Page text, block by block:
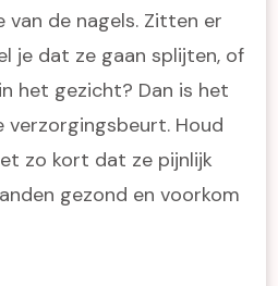
van de nagels. Zitten er
je dat ze gaan splijten, of
het gezicht? Dan is het
verzorgingsbeurt. Houd
zo kort dat ze pijnlijk
gezond en voorkom